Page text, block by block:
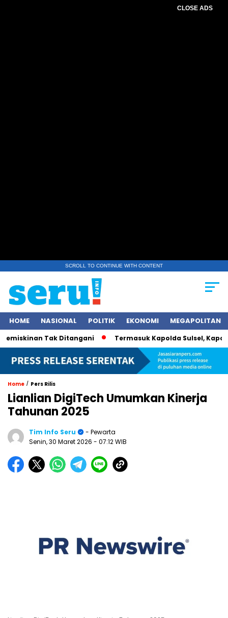
CLOSE ADS
SCROLL TO CONTINUE WITH CONTENT
HOME NASIONAL POLITIK EKONOMI MEGAPOLITAN
Tak Ditangani Termasuk Kapolda Sulsel, Kapolri
Home / Pers Rilis
Lianlian DigiTech Umumkan Kinerja
Tahunan 2025
Tim Info Seru
- Pewarta
Senin, 30 Maret 2026 - 07:12 WIB